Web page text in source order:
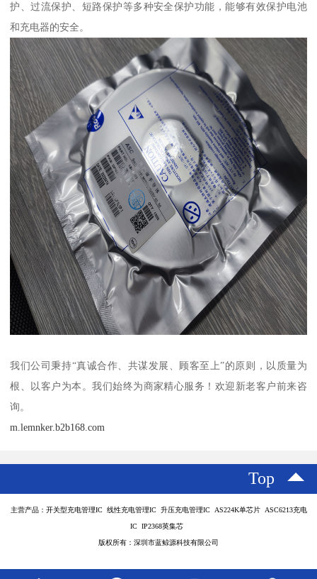
护、过流保护、短路保护等多种安全保护功能，能够有效保护电池
和充电器的安全。
我们公司秉持“真诚合作、共谋发展、顾客至上”的原则，以质量为
根、以客户为本。我们始终为商家精心服务！欢迎新老客户前来咨
询。
m.lemnker.b2b168.com
Top
主营产品：开关型充电管理IC 线性充电管理IC 升压充电管理IC AS224K单芯片 ASC6213充电
IC IP2368英集芯
版权所有：深圳市蓝鲸源科技有限公司